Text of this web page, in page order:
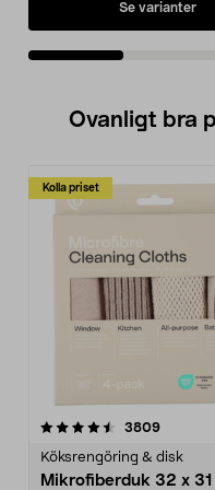
Se varianter
Ovanligt bra
Kolla priset
3809
Köksrengöring & disk
Mikrofiberduk 32 x
4.0av 5 stjärnor